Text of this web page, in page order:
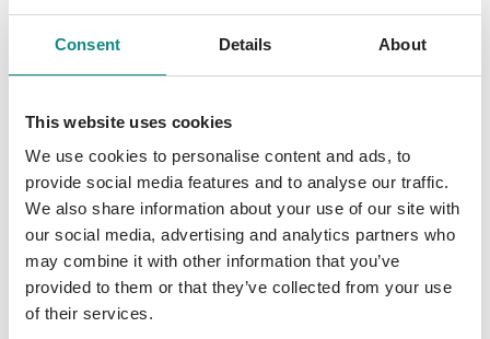
Consent Details About
This website uses cookies
We use cookies to personalise content and ads, to
provide social media features and to analyse our traffic.
We also share information about your use of our site with
our social media, advertising and analytics partners who
may combine it with other information that you’ve
provided to them or that they’ve collected from your use
of their services.
zerschlagen, die Wächter am Ende, und den
Überlebenden ist klar, dass sich die Worx nur
zurückgezogen haben, um Kräfte für den
unerschöpfliche Ressourcen zurückgreifen
zu können … Charles und seine Crew sehen
nur eine Chance: Sie müssen in den
mysteriösen Sektor 47-C gelangen, aus dem
die Worx auftauchten. Vielleicht gibt es dort
einen Weg, mit ihnen in Kontakt treten zu
können, um doch noch Frieden zu schließen.